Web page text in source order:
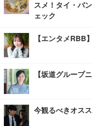
スメ！タイ・バ
ェック
【エンタメRBB
【坂道グループ
今観るべきオス